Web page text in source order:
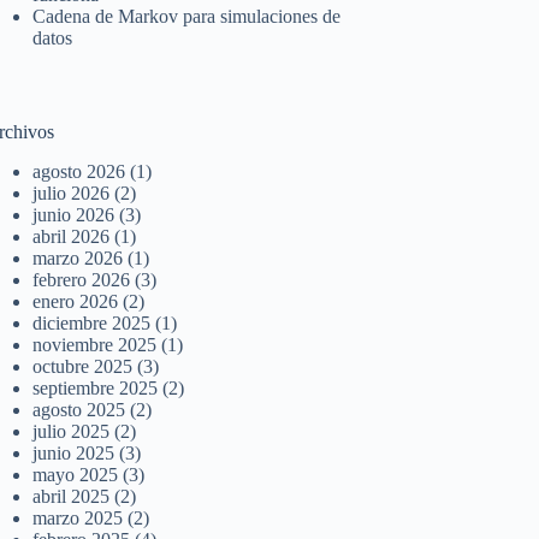
Cadena de Markov para simulaciones de
datos
agosto 2026 (1)
julio 2026 (2)
junio 2026 (3)
abril 2026 (1)
marzo 2026 (1)
febrero 2026 (3)
enero 2026 (2)
diciembre 2025 (1)
noviembre 2025 (1)
octubre 2025 (3)
septiembre 2025 (2)
agosto 2025 (2)
julio 2025 (2)
junio 2025 (3)
mayo 2025 (3)
abril 2025 (2)
marzo 2025 (2)